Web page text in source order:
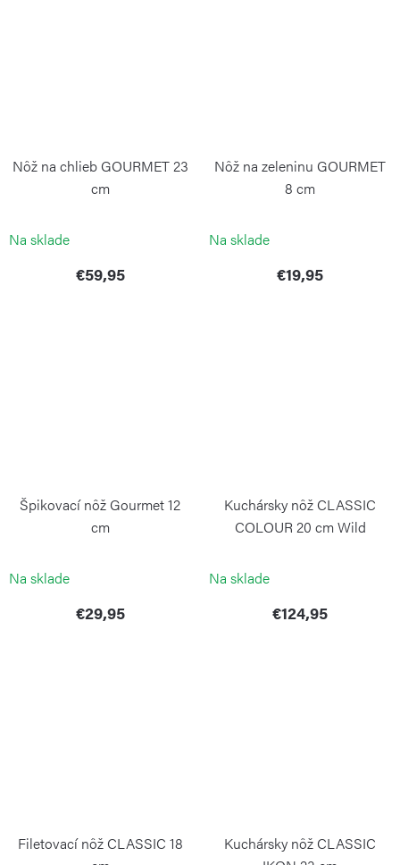
Nôž na chlieb GOURMET 23
cm
Na sklade
€59,95
Nôž na zeleninu GOURMET
8 cm
Na sklade
€19,95
Špikovací nôž Gourmet 12
cm
Na sklade
€29,95
Kuchársky nôž CLASSIC
COLOUR 20 cm Wild
Na sklade
€124,95
Filetovací nôž CLASSIC 18
Kuchársky nôž CLASSIC